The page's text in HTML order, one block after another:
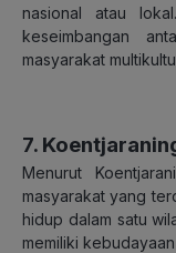
nasional atau
keseimbangan
masyarakat
7.
Menurut
masyarakat yang
hidup dalam satu
memiliki